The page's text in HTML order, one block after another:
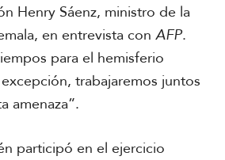
Henry Sáenz, ministro de la
en entrevista con AFP.
para el hemisferio
trabajaremos juntos
amenaza”.
participó en el ejercicio